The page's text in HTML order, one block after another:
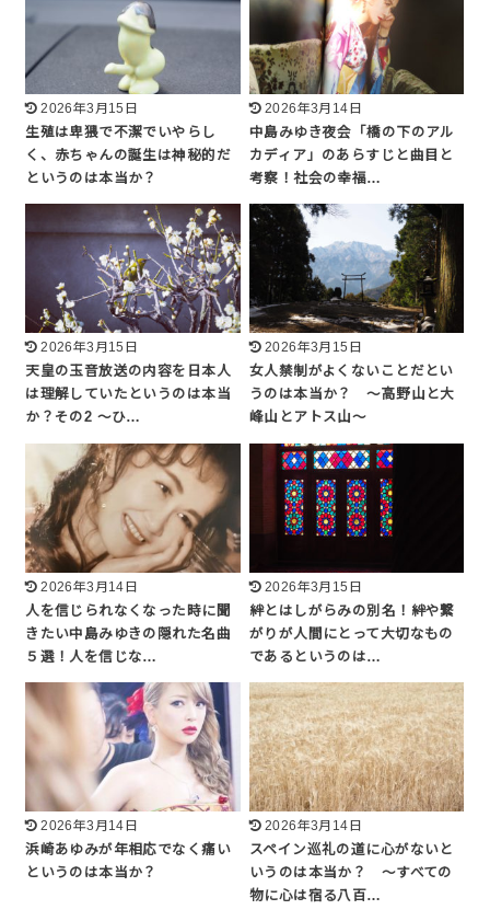
2026年3月15日
生殖は卑猥で不潔でいやらし
く、赤ちゃんの誕生は神秘的だ
というのは本当か？
2026年3月14日
中島みゆき夜会「橋の下のアル
カディア」のあらすじと曲目と
考察！社会の幸福…
2026年3月15日
天皇の玉音放送の内容を日本人
は理解していたというのは本当
か？その2 〜ひ…
2026年3月15日
女人禁制がよくないことだとい
うのは本当か？ 〜高野山と大
峰山とアトス山〜
2026年3月14日
人を信じられなくなった時に聞
きたい中島みゆきの隠れた名曲
５選！人を信じな…
2026年3月15日
絆とはしがらみの別名！絆や繋
がりが人間にとって大切なもの
であるというのは…
2026年3月14日
浜崎あゆみが年相応でなく痛い
というのは本当か？
2026年3月14日
スペイン巡礼の道に心がないと
いうのは本当か？ 〜すべての
物に心は宿る八百…